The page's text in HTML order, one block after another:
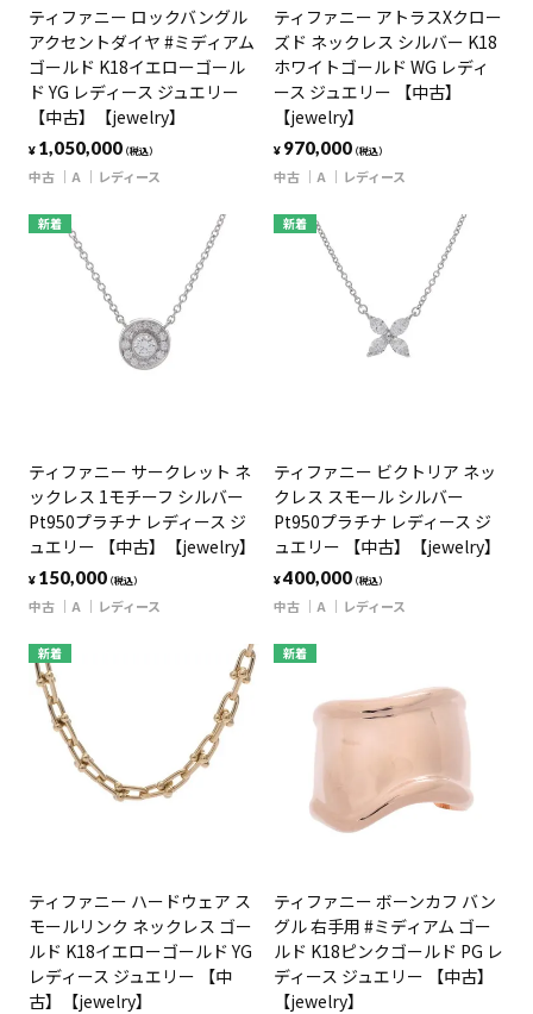
ティファニー ロックバングル
アクセントダイヤ #ミディアム
ゴールド K18イエローゴール
ド YG レディース ジュエリー
【中古】【jewelry】
¥ 1,050,000（税込）
中古 A レディース
ティファニー アトラスXクロー
ズド ネックレス シルバー K18
ホワイトゴールド WG レディ
ース ジュエリー 【中古】
【jewelry】
¥ 970,000（税込）
中古 A レディース
新着
ティファニー サークレット ネ
ックレス 1モチーフ シルバー
Pt950プラチナ レディース ジ
ュエリー 【中古】【jewelry】
¥ 150,000（税込）
中古 A レディース
新着
ティファニー ビクトリア ネッ
クレス スモール シルバー
Pt950プラチナ レディース ジ
ュエリー 【中古】【jewelry】
¥400,000（税込）
中古 A レディース
新着
ティファニー ハードウェア ス
モールリンク ネックレス ゴー
ルド K18イエローゴールド YG
レディース ジュエリー 【中
古】【jewelry】
新着
ティファニー ボーンカフ バン
グル 右手用 #ミディアム ゴー
ルド K18ピンクゴールド PG レ
ディース ジュエリー 【中古】
【jewelry】